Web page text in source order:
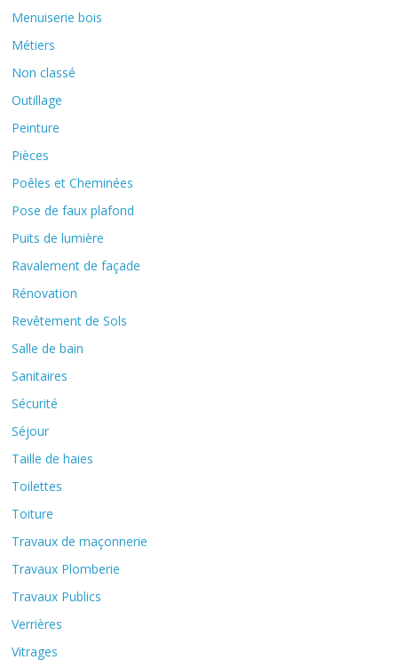
Menuiserie bois
Métiers
Non classé
Outillage
Peinture
Pièces
Poêles et Cheminées
Pose de faux plafond
Puits de lumière
Ravalement de façade
Rénovation
Revêtement de Sols
Salle de bain
Sanitaires
Sécurité
Séjour
Taille de haies
Toilettes
Toiture
Travaux de maçonnerie
Travaux Plomberie
Travaux Publics
Verrières
Vitrages